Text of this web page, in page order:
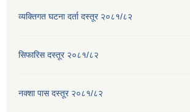
व्यक्तिगत घटना दर्ता दस्तूर २०८१/८२
सिफारिस दस्तूर २०८१/८२
नक्शा पास दस्तूर २०८१/८२